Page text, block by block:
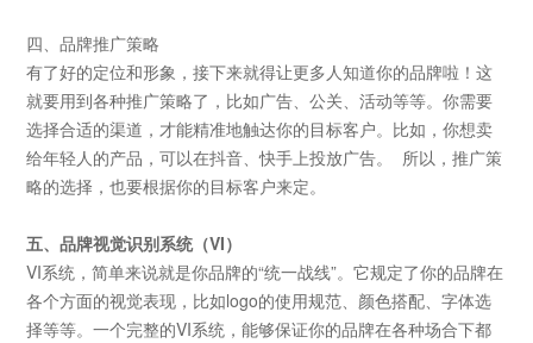
四、品牌推广策略
有了好的定位和形象，接下来就得让更多人知道你的品牌啦！这
就要用到各种推广策略了，比如广告、公关、活动等等。你需要
选择合适的渠道，才能精准地触达你的目标客户。比如，你想卖
给年轻人的产品，可以在抖音、快手上投放广告。
所以，推广策
略的选择，也要根据你的目标客户来定。
五、品牌视觉识别系统（VI）
VI系统，简单来说就是你品牌的“统一战线”。它规定了你的品牌在
各个方面的视觉表现，比如logo的使用规范、颜色搭配、字体选
择等等。一个完整的VI系统，能够保证你的品牌在各种场合下都